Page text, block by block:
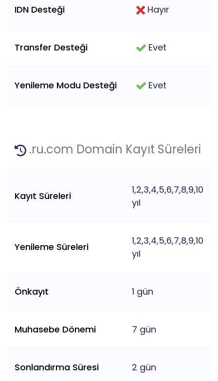
IDN Desteği Hayır
Transfer Desteği Evet
Yenileme Modu Desteği Evet
.ru.com Domain Kayıt Süreleri
Kayıt Süreleri
1,2,3,4,5,6,7,8,9,10
yıl
Yenileme Süreleri
1,2,3,4,5,6,7,8,9,10
yıl
Önkayıt 1 gün
Muhasebe Dönemi 7 gün
Sonlandırma Süresi 2 gün